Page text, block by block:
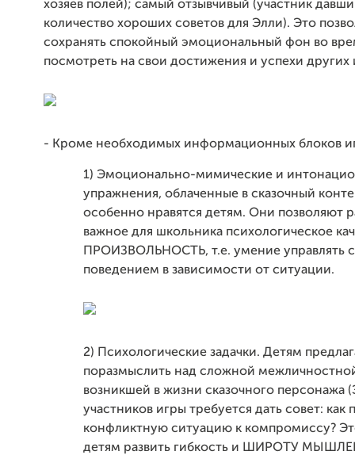
хозяев полей); самый отзывчивый (участник
количество хороших советов для Элли). Это
сохранять спокойный эмоциональный фон во
посмотреть на свои достижения и успехи других
- Кроме необходимых информационных блоков
1) Эмоционально-мимические и
упражнения, облаченные в сказочный
особенно нравятся детям. Они позволяют
важное для школьника психологическое
ПРОИЗВОЛЬНОСТЬ, т.е. умение управлять
поведением в зависимости от ситуации.
2)
Психологические задачки. Детям
поразмыслить над сложной
возникшей в жизни сказочного персонажа
участников игры требуется дать совет: как
конфликтную ситуацию к компромиссу?
детям развить гибкость и ШИРОТУ